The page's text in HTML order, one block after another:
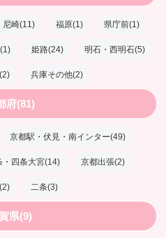
尼崎(11) 福原(1) 県庁前(1)
姫路(24) 明石・西明石(5)
兵庫その他(2)
府(81)
京都駅・伏見・南インター(49)
・四条大宮(14) 京都出張(2)
二条(3)
県(9)